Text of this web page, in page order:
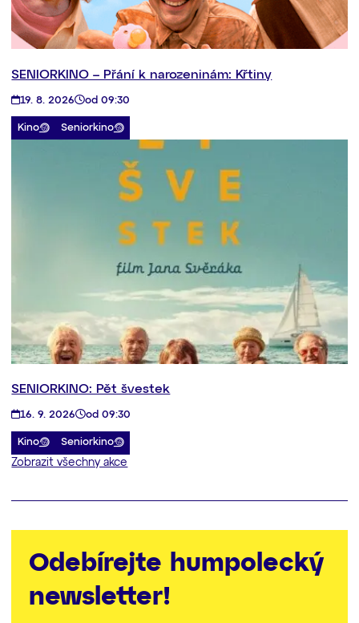
SENIORKINO – Přání k narozeninám: Křtiny
19. 8. 2026 od 09:30
Kino Seniorkino
SENIORKINO: Pět švestek
16. 9. 2026 od 09:30
Kino Seniorkino
Zobrazit všechny akce
Odebírejte humpolecký
newsletter!